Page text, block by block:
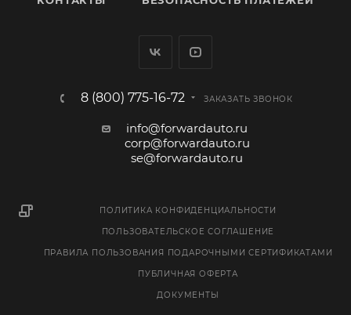
8 (800) 775-16-72 ЗАКАЗАТЬ ЗВОНОК
info@forwardauto.ru
corp@forwardauto.ru
se@forwardauto.ru
ПОЛИТИКА КОНФИДЕНЦИАЛЬНОСТИ
ПОЛЬЗОВАТЕЛЬСКОЕ СОГЛАШЕНИЕ
ПРАВИЛА ПОЛЬЗОВАНИЯ ПОДАРОЧНЫМИ СЕРТИФИКАТАМИ
ПУБЛИЧНАЯ ОФЕРТА
ДОКУМЕНТЫ